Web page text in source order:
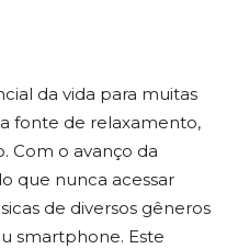
da vida para muitas
fonte de relaxamento,
Com o avanço da
que nunca acessar
de diversos gêneros
smartphone. Este